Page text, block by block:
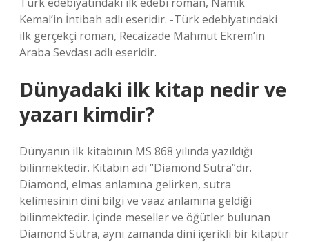
Kemal’in İntibah adlı eseridir. -Türk edebiyatındaki
ilk gerçekçi roman, Recaizade Mahmut Ekrem’in
Araba Sevdası adlı eseridir.
Dünyadaki ilk kitap nedir ve
yazarı kimdir?
Dünyanın ilk kitabının MS 868 yılında yazıldığı
bilinmektedir. Kitabın adı “Diamond Sutra”dır.
Diamond, elmas anlamına gelirken, sutra
kelimesinin dini bilgi ve vaaz anlamına geldiği
bilinmektedir. İçinde meseller ve öğütler bulunan
Diamond Sutra, aynı zamanda dini içerikli bir kitaptır